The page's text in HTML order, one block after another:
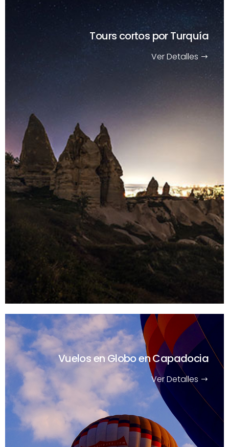
Tours cortos por Turquía
Ver Detalles
Vuelos en Globo en Capadocia
Ver Detalles